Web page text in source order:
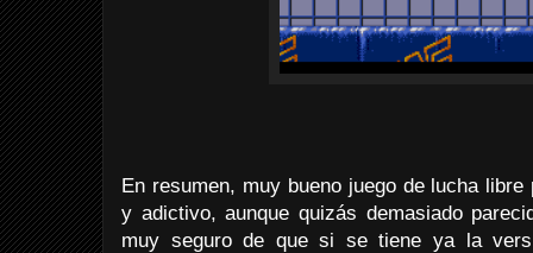
En resumen, muy bueno juego de lucha
y adictivo, aunque quizás demasiado
muy seguro de que si se tiene ya la